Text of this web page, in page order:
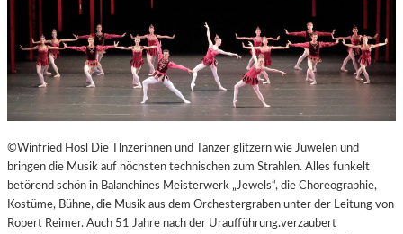
©Winfried Hösl Die Tlnzerinnen und Tänzer glitzern wie Juwelen und
bringen die Musik auf höchsten technischen zum Strahlen. Alles funkelt
betörend schön in Balanchines Meisterwerk „Jewels“, die Choreographie,
Kostüme, Bühne, die Musik aus dem Orchestergraben unter der Leitung von
Robert Reimer. Auch 51 Jahre nach der Uraufführung.verzaubert